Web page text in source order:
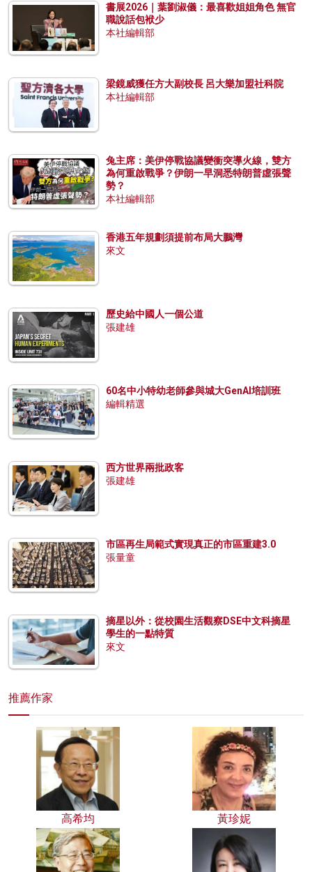
書展2026｜葉劉淑儀：最喜歡姐姐角色 無官
職說話包袱少
本社編輯部
梁鏡威獲任方大副校長 呂大樂加盟社科院
本社編輯部
兔主席：美伊停戰協議變衝突導火線，雙方
為何重啟戰爭？伊朗一早洞悉特朗普虛張聲
勢？
本社編輯部
香港五年規劃須提前布局大鵬灣
來文
歷史給中國人一個公道
張建雄
60名中小特幼老師參與城大GenAI培訓班
編輯精選
西方世界兩批政客
張建雄
市區再生局範式實現真正的市區重建3.0
張量童
摘星以外：從校園生活觀察DSE中文科摘星
學生的一點特質
來文
推薦作家
高希均 黃珍妮